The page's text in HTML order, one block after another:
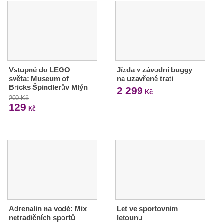
Vstupné do LEGO
světa: Museum of
Bricks Špindlerův Mlýn
200 Kč
129 Kč
Jízda v závodní buggy
na uzavřené trati
2 299 Kč
Adrenalin na vodě: Mix
netradičních sportů
Let ve sportovním
letounu